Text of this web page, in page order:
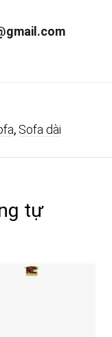
, Sofa dài
tự